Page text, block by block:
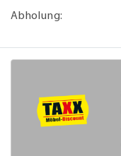
Abholung: